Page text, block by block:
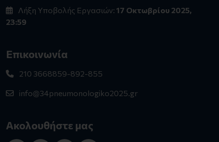
Λήξη Υποβολής Εργασιών: 17 Οκτωβρίου 2025,
23:59
Επικοινωνία
210 3668859-892-855
info@34pneumonologiko2025.gr
Ακολουθήστε μας